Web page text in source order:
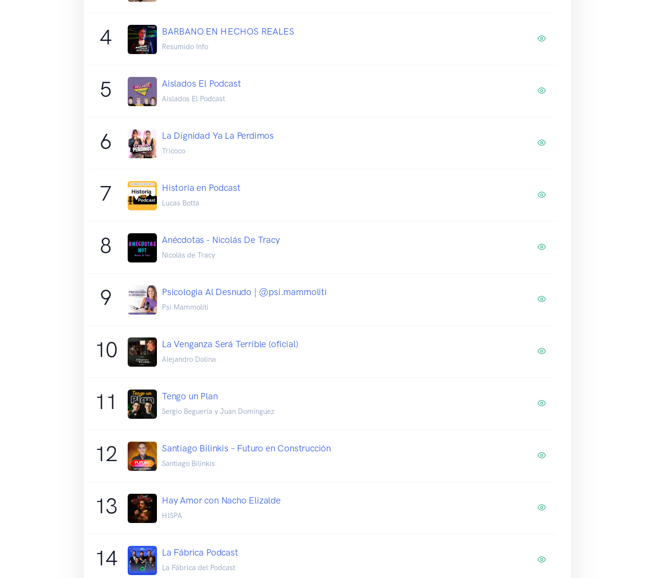
4 BARBANO EN HECHOS REALES
Resumido Info
5 Aislados El Podcast
Aislados El Podcast
6 La Dignidad Ya La Perdimos
Tricoco
7 Historia en Podcast
Lucas Botta
8 Anécdotas - Nicolás De Tracy
Nicolás de Tracy
9 Psicologia Al Desnudo | @psi.mammoliti
Psi Mammoliti
10 La Venganza Será Terrible (oficial)
Alejandro Dolina
11 Tengo un Plan
Sergio Beguería y Juan Domínguez
12 Santiago Bilinkis – Futuro en Construcción
Santiago Bilinkis
13 Hay Amor con Nacho Elizalde
HISPA
14 La Fábrica Podcast
La Fábrica del Podcast